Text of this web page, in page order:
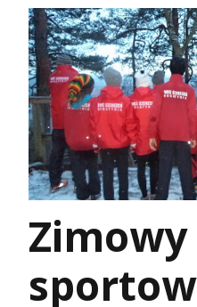
Zimowy